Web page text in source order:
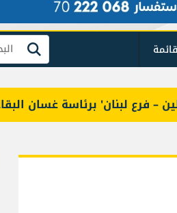
بحث
لبنان' برئاسة غسان البقاعي